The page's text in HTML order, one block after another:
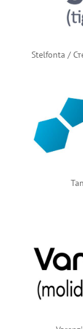
Stelfonta /